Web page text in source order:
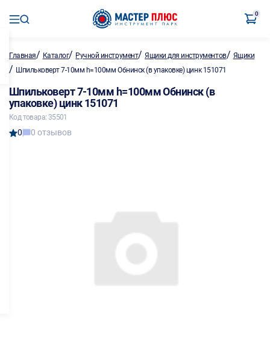
0
Главная/ Каталог/ Ручной инструмент/Ящики для инструментов/ Ящики
/ Шпильковерт 7-10мм h=100мм Обнинск (в упаковке) цинк 151071
Шпильковерт 7-10мм h=100мм Обнинск (в
упаковке) цинк 151071
Код товара: 35501
0 0 отзывов